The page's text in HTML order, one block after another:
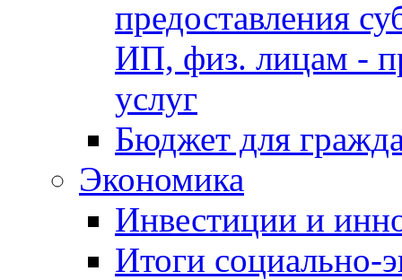
предоставления
ИП, физ. лицам -
услуг
Бюджет для
Экономика
Инвестиции и
Итоги социально-